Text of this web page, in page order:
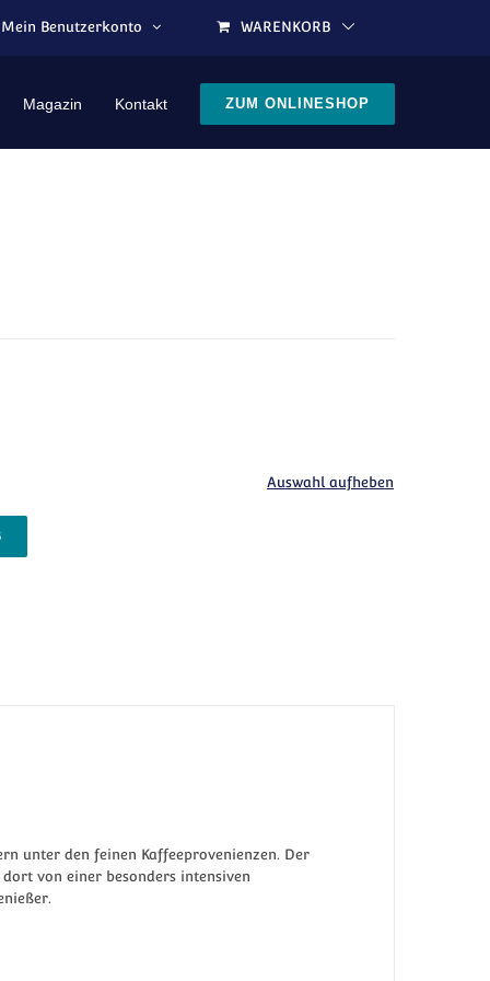
Mein Benutzerkonto WARENKORB
Magazin Kontakt ZUM ONLINESHOP
Auswahl aufheben
unter den feinen Kaffeeprovenienzen. Der
von einer besonders intensiven